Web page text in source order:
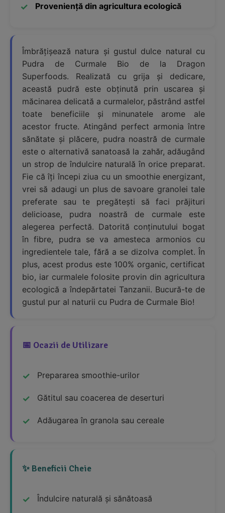
Proveniență din agricultura ecologică
Îmbrățișează natura și gustul dulce natural cu
Pudra de Curmale Bio de la Dragon
Superfoods. Realizată cu grija și dedicare,
această pudră este obținută prin uscarea și
măcinarea delicată a curmalelor, păstrând astfel
toate beneficiile și minunatele arome ale
acestor fructe. Atingând perfect armonia între
sănătate și plăcere, pudra noastră de curmale
este o alternativă sanatoasă la zahăr, adăugând
un strop de îndulcire naturală în orice preparat.
Fie că îți începi ziua cu un smoothie energizant,
vrei să adaugi un plus de savoare granolei tale
preferate sau te pregătești să faci prăjituri
delicioase, pudra noastră de curmale este
alegerea perfectă. Datorită conținutului bogat
în fibre, pudra se va amesteca armonios cu
ingredientele tale, fără a se dizolva complet. În
plus, acest produs este 100% organic, certificat
bio, iar curmalele folosite provin din agricultura
ecologică a îndepărtatei Tanzanii. Bucură-te de
gustul pur al naturii cu Pudra de Curmale Bio!
📅 Ocazii de Utilizare
Prepararea smoothie-urilor
Gătitul sau coacerea de deserturi
Adăugarea în granola sau cereale
✨ Beneficii Cheie
Îndulcire naturală și sănătoasă